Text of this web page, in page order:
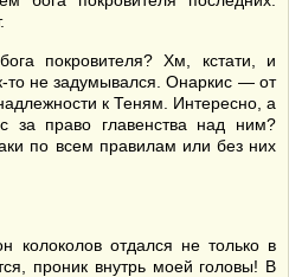
покровителя? Хм, кстати, и
то не задумывался. Онаркис — от
к Теням. Интересно, а
за право главенства над ним?
по всем правилам или без них
колоколов отдался не только в
проник внутрь моей головы! В